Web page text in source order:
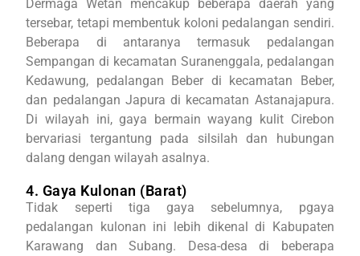
Dermaga Wetan mencakup beberapa daerah yang
tersebar, tetapi membentuk koloni pedalangan sendiri.
Beberapa di antaranya termasuk pedalangan
Sempangan di kecamatan Suranenggala, pedalangan
Kedawung, pedalangan Beber di kecamatan Beber,
dan pedalangan Japura di kecamatan Astanajapura.
Di wilayah ini, gaya bermain wayang kulit Cirebon
bervariasi tergantung pada silsilah dan hubungan
dalang dengan wilayah asalnya.
4. Gaya Kulonan (Barat)
Tidak seperti tiga gaya sebelumnya, pgaya
pedalangan kulonan ini lebih dikenal di Kabupaten
Karawang dan Subang. Desa-desa di beberapa